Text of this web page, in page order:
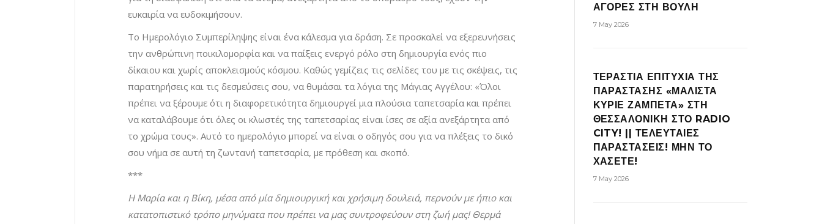
ευκαιρία να ευδοκιμήσουν.
Το Ημερολόγιο Συμπερίληψης είναι ένα κάλεσμα για δράση. Σε προσκαλεί να εξερευνήσεις
την ανθρώπινη ποικιλομορφία και να παίξεις ενεργό ρόλο στη δημιουργία ενός πιο
δίκαιου και χωρίς αποκλεισμούς κόσμου. Καθώς γεμίζεις τις σελίδες του με τις σκέψεις, τις
παρατηρήσεις και τις δεσμεύσεις σου, να θυμάσαι τα λόγια της Μάγιας Αγγέλου: «Όλοι
πρέπει να ξέρουμε ότι η διαφορετικότητα δημιουργεί μια πλούσια ταπετσαρία και πρέπει
να καταλάβουμε ότι όλες οι κλωστές της ταπετσαρίας είναι ίσες σε αξία ανεξάρτητα από
το χρώμα τους». Αυτό το ημερολόγιο μπορεί να είναι ο οδηγός σου για να πλέξεις το δικό
σου νήμα σε αυτή τη ζωντανή ταπετσαρία, με πρόθεση και σκοπό.
***
Η Μαρία και η Βίκη, μέσα από μία δημιουργική και χρήσιμη δουλειά, περνούν με ήπιο και
κατατοπιστικό τρόπο μηνύματα που πρέπει να μας συντροφεύουν στη ζωή μας! Θερμά
ΑΓΟΡΕΣ ΣΤΗ ΒΟΥΛΗ
7 May 2026
ΤΕΡΑΣΤΙΑ ΕΠΙΤΥΧΙΑ ΤΗΣ
ΠΑΡΑΣΤΑΣΗΣ «ΜΑΛΙΣΤΑ
ΚΥΡΙΕ ΖΑΜΠΕΤΑ» ΣΤΗ
ΘΕΣΣΑΛΟΝΙΚΗ ΣΤΟ RADIO
CITY! || ΤΕΛΕΥΤΑΙΕΣ
ΠΑΡΑΣΤΑΣΕΙΣ! ΜΗΝ ΤΟ
ΧΑΣΕΤΕ!
7 May 2026